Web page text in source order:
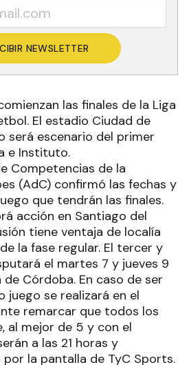
NEWSLETTER
las finales de la Liga
El estadio Ciudad de
será escenario del primer
e Instituto.
Competencias de la
(AdC) confirmó las fechas y
que tendrán las finales.
acción en Santiago del
tiene ventaja de localía
la fase regular. El tercer y
el martes 7 y jueves 9
de Córdoba. En caso de ser
juego se realizará en el
remarcar que todos los
al mejor de 5 y con el
a las 21 horas y
la pantalla de TyC Sports.